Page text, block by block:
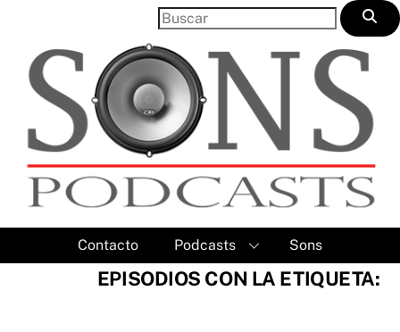
content
Contacto Podcasts Sons
EPISODIOS CON LA ETIQUETA: